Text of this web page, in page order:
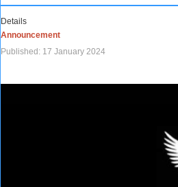
Details
Announcement
Published: 17 January 2024